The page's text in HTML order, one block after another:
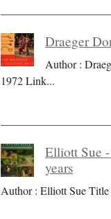
Draeger
Author :
1972 Link...
Elliott Sue
years
Author : Elliott Sue Title